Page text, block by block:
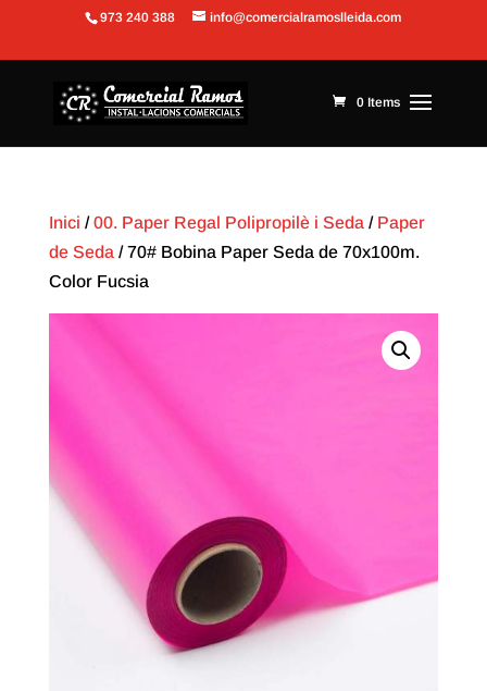
Obre la barra d'eines
973 240 388 info@comercialramoslleida.com
0 Items
Inici /00. Paper Regal Polipropilè i Seda / Paper
de Seda / 70# Bobina Paper Seda de 70x100m.
Color Fucsia